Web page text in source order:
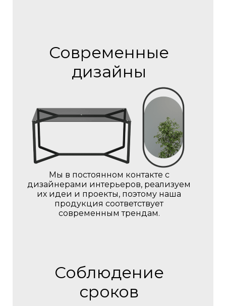
Современные
дизайны
Мы в постоянном контакте с
дизайнерами интерьеров, реализуем
их идеи и проекты, поэтому наша
продукция соответствует
современным трендам.
Соблюдение
сроков